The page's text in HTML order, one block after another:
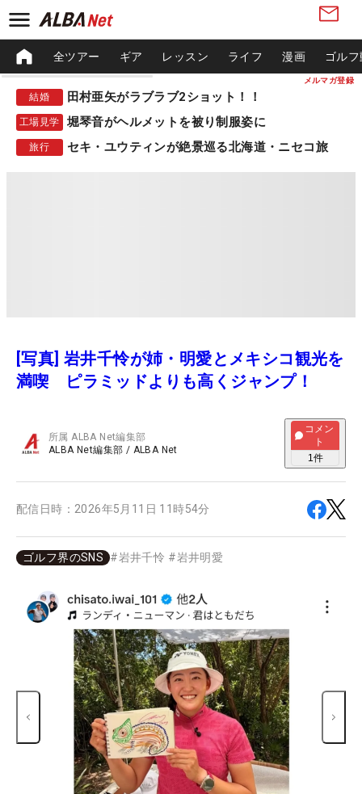
メルマガ登録
全ツアー ギア レッスン ライフ 漫画 ゴル
結婚 田村亜矢がラブラブ2ショット！！
工場見学 堀琴音がヘルメットを被り制服姿に
旅行 セキ・ユウティンが絶景巡る北海道・ニセコ旅
[写真] 岩井千怜が姉・明愛とメキシコ観光を
満喫 ピラミッドよりも高くジャンプ！
所属ALBA Net編集部
ALBA Net編集部 / ALBA Net
コメン
ト
1件
配信日時： 2026年5月11日 11時54分
ゴルフ界のSNS #岩井千怜 #岩井明愛